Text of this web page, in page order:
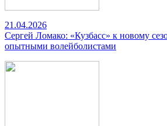
21.04.2026
Сергей Ломако: «Кузбасс» к новому
опытными волейболистами